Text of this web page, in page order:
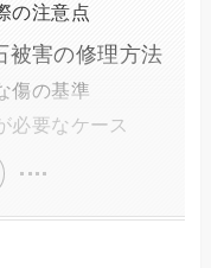
の注意点
被害の修理方法
傷の基準
必要なケース